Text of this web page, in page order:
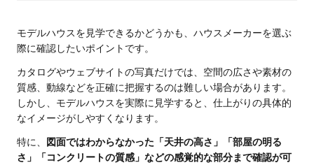
モデルハウスを見学できるかどうかも、ハウスメーカーを選ぶ
際に確認したいポイントです。
カタログやウェブサイトの写真だけでは、空間の広さや素材の
質感、動線などを正確に把握するのは難しい場合があります。
しかし、モデルハウスを実際に見学すると、仕上がりの具体的
なイメージがしやすくなります。
特に、 図面ではわからなかった「天井の高さ」「部屋の明る
さ」「コンクリートの質感」などの感覚的な部分まで確認が可